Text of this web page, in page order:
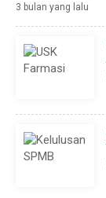
3 bulan yang lalu